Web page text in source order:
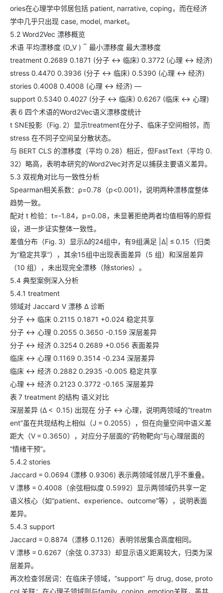
ories在心理学中邻居包括 patient, narrative, coping，而在经济
学中几乎只出现 case, model, market。
5.2 Word2Vec 漂移概览
术语 平均漂移度 (D_V ) ‾ 最小漂移度 最大漂移度
treatment 0.2689 0.1871 (分子 ↔ 临床) 0.3772 (心理 ↔ 经济)
stress 0.4470 0.3936 (分子 ↔ 临床) 0.5390 (心理 ↔ 经济)
stories 0.4008 0.4008 (心理 ↔ 经济) —
support 0.5340 0.4027 (分子 ↔ 临床) 0.6267 (临床 ↔ 心理)
表 6 四个术语的Word2Vec语义漂移度统计
t SNE投影（Fig. 2）显示treatment在分子、临床子空间相邻，而
stress 在不同子空间呈分散状态。
与 BERT CLS 的漂移度（平均 0.28）相近，但FastText（平均 0.
32）略高，表明本研究的Word2Vec对齐足以捕获主要语义差异。
5.3 双视角对比与一致性分析
Spearman相关系数：ρ=0.78（p<0.001)，说明两种漂移度整体
趋势一致。
配对 t 检验：t=-1.84，p=0.08，未显著拒绝两者均值相等的原假
设，进一步证实整体一致性。
差值分布（Fig. 3）显示Δ的24组中，有9组满足 |Δ| ≤ 0.15（归类
为“稳定共享”），其余15组中出现表面差异（5 组）和深层差异
（10 组），未出现完全漂移（除stories）。
5.4 典型案例深入分析
5.4.1 treatment
领域对 Jaccard V 漂移 Δ 诊断
分子 ↔ 临床 0.2115 0.1871 +0.024 稳定共享
分子 ↔ 心理 0.2055 0.3650 -0.159 深层差异
分子 ↔ 经济 0.3254 0.2689 +0.056 表面差异
临床 ↔ 心理 0.1169 0.3514 -0.234 深层差异
临床 ↔ 经济 0.2882 0.2935 -0.005 稳定共享
心理 ↔ 经济 0.2123 0.3772 -0.165 深层差异
表 7 treatment 的结构 语义对比
深层差异 (Δ < 0.15) 出现在 分子 ↔ 心理，说明两领域的“treatm
ent”虽在共现结构上相似（J = 0.2055），但在向量空间中语义差
距大（V = 0.3650），对应分子层面的“药物靶向”与心理层面的
“情绪干预”。
5.4.2 stories
Jaccard = 0.0694 (漂移 0.9306) 表示两领域邻居几乎不重叠。
V 漂移 = 0.4008（余弦相似度 0.5992）显示两领域仍共享一定
语义核心（如“patient、experience、outcome”等），说明表面
差异。
5.4.3 support
Jaccard = 0.8874（漂移 0.1126）表明邻居集合高度相同。
V 漂移 = 0.6267（余弦 0.3733）却显示语义距离较大，归类为深
层差异。
再次检查邻居词：在临床子领域，“support” 与 drug, dose, proto
col 关联；在心理子领域则与family, coping, emotion关联，虽共